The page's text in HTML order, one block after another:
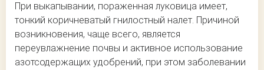
При выкапывании, пораженная луковица имеет,
тонкий коричневатый гнилостный налет. Причиной
возникновения, чаще всего, является
переувлажнение почвы и активное использование
азотсодержащих удобрений, при этом заболевании